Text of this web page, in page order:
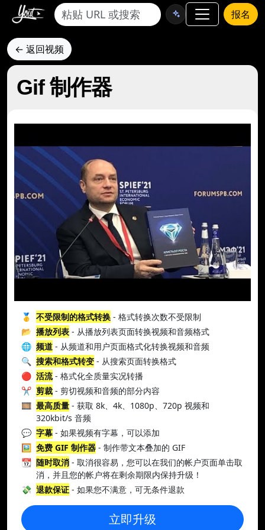
报名
← 返回视频
Gif 制作器
🥇 不受限制的格式转换 - 格式转换次数不受限制
📂 播放列表 - 从播放列表页面转换视频和音频格式
🌐 频道 - 从频道和用户页面格式化转换视频和音频
🔍 搜索和格式转变 - 从搜索页面转换格式
🔴 活流- 格式化全质量实况转播
✂️ 剪裁 - 剪切视频和音频的部分内容
🎞️ 最高质量 - 获取 8k、4k、1080p、720p 视频和
320kbit/s 音频
💬 字幕 - 如果视频有字幕，可以添加
🖼️ 免费 GIF 制作器 - 制作带文本叠加的 GIF
📆 随时取消 - 取消很容易，您可以在我们的帐户页面单击取
消，并且您的帐户将在剩余期限内保持升级！
💸 退款保证 - 如果您不满意，可无条件退款
立即升级